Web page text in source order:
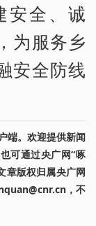
安全、诚
为服务乡
安全防线
端。欢迎提供新闻
可通过央广网“啄
章版权归属央广网
，不